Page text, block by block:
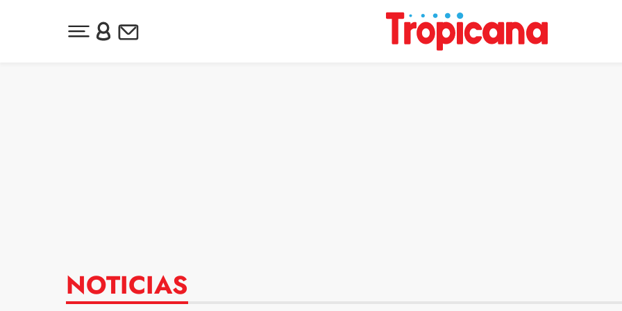
Desplegar menú principal
Inicia sesión o regístrate
Newsletter
NOTICIAS